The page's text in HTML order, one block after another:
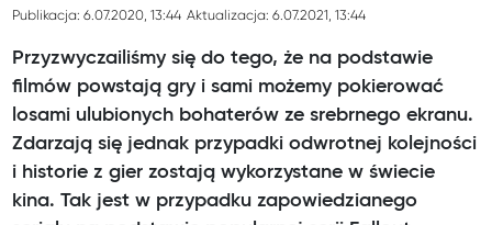
Publikacja: 6.07.2020, 13:44 Aktualizacja: 6.07.2021, 13:44
Przyzwyczailiśmy się do tego, że na podstawie
filmów powstają gry i sami możemy pokierować
losami ulubionych bohaterów ze srebrnego ekranu.
Zdarzają się jednak przypadki odwrotnej kolejności
i historie z gier zostają wykorzystane w świecie
kina. Tak jest w przypadku zapowiedzianego